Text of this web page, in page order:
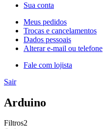
Sua conta
Meus pedidos
Trocas e cancelamentos
Dados pessoais
Alterar e-mail ou telefone
Fale com lojista
Sair
Arduino
Filtros2